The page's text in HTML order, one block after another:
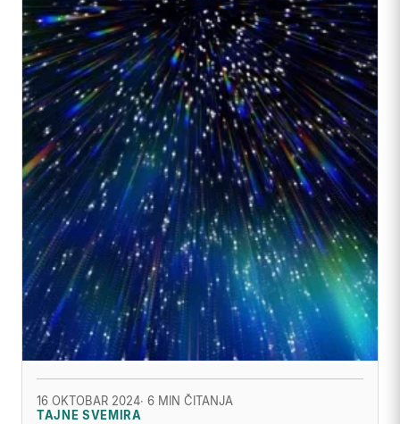
16 OKTOBAR 2024· 6 MIN ČITANJA
TAJNE SVEMIRA